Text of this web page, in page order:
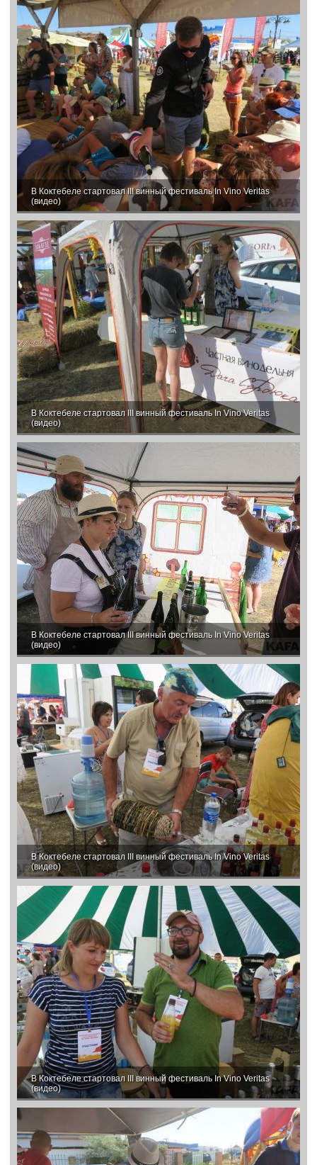
В Коктебеле стартовал III винный фестиваль In Vino Veritas
(видео)
В Коктебеле стартовал III винный фестиваль In Vino Veritas
(видео)
В Коктебеле стартовал III винный фестиваль In Vino Veritas
(видео)
В Коктебеле стартовал III винный фестиваль In Vino Veritas
(видео)
В Коктебеле стартовал III винный фестиваль In Vino Veritas
(видео)